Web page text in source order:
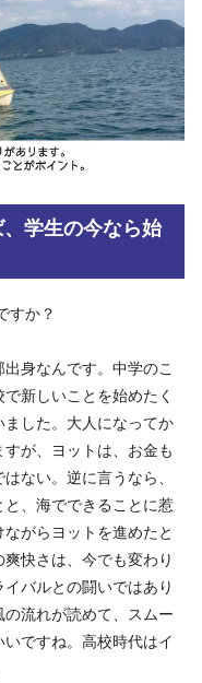
学生の今なら始
すか？
身なんです。中学のこ
新しいことを始めたく
した。大人になってか
が、ヨットは、お金も
ない。逆に言うなら、
、海でできることに惹
がらヨットを進めたと
快さは、今でも変わり
バルとの闘いではあり
流れが読めて、スムー
ですね。高校時代はイ